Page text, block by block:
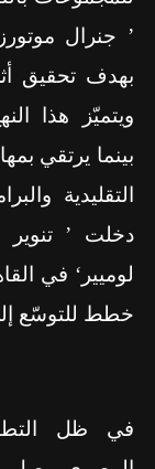
’ جنرال
بهدف تحقيق
ويتميّز هذا
بينما يرتقي
التقليدية
دخلت ’
لوميير‘ في
خطط للتوسّع
في ظل